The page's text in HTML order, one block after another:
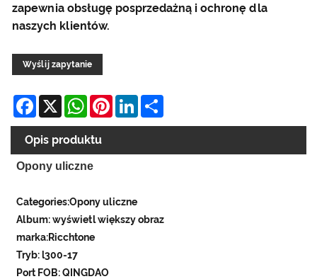
zapewnia obsługę posprzedażną i ochronę dla
naszych klientów.
Wyślij zapytanie
Facebook
X WhatsApp
Pinterest
LinkedIn
Opis produktu
Opony uliczne
Categories:Opony uliczne
Album: wyświetl większy obraz
marka:Ricchtone
Tryb: l300-17
Port FOB: QINGDAO